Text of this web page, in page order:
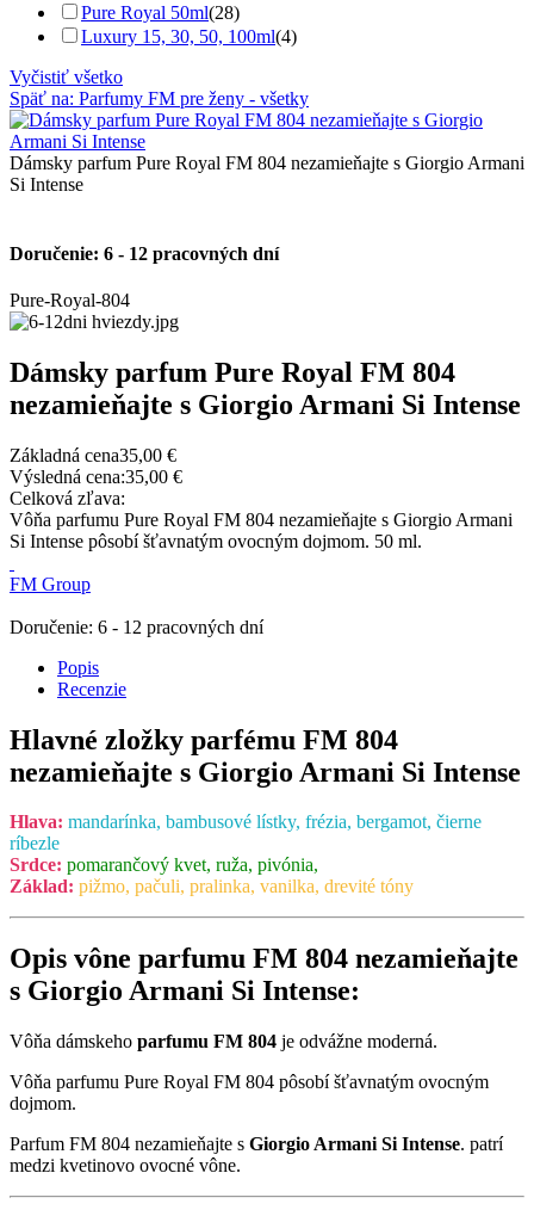
Pure Royal 50ml(28)
Luxury 15, 30, 50, 100ml(4)
Vyčistiť všetko
Späť na: Parfumy FM pre ženy - všetky
Dámsky parfum Pure Royal FM 804 nezamieňajte s Giorgio Armani
Si Intense
Doručenie: 6 - 12 pracovných dní
Pure-Royal-804
Dámsky parfum Pure Royal FM 804
nezamieňajte s Giorgio Armani Si Intense
Základná cena35,00 €
Výsledná cena:35,00 €
Celková zľava:
Vôňa parfumu Pure Royal FM 804 nezamieňajte s Giorgio Armani
Si Intense pôsobí šťavnatým ovocným dojmom. 50 ml.
FM Group
Doručenie: 6 - 12 pracovných dní
Popis
Recenzie
Hlavné zložky parfému FM 804
nezamieňajte s Giorgio Armani Si Intense
Hlava: mandarínka, bambusové lístky, frézia, bergamot, čierne
ríbezle
Srdce: pomarančový kvet, ruža, pivónia,
Základ: pižmo, pačuli, pralinka, vanilka, drevité tóny
Opis vône parfumu FM 804 nezamieňajte
s Giorgio Armani Si Intense:
Vôňa dámskeho parfumu FM 804 je odvážne moderná.
Vôňa parfumu Pure Royal FM 804 pôsobí šťavnatým ovocným
dojmom.
Parfum FM 804 nezamieňajte s Giorgio Armani Si Intense. patrí
medzi kvetinovo ovocné vône.